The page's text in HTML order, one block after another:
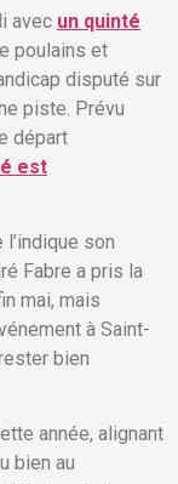
avec un quinté
poulains et
disputé sur
piste. Prévu
départ
est
l’indique son
Fabre a pris la
mai, mais
à Saint-
bien
année, alignant
bien au